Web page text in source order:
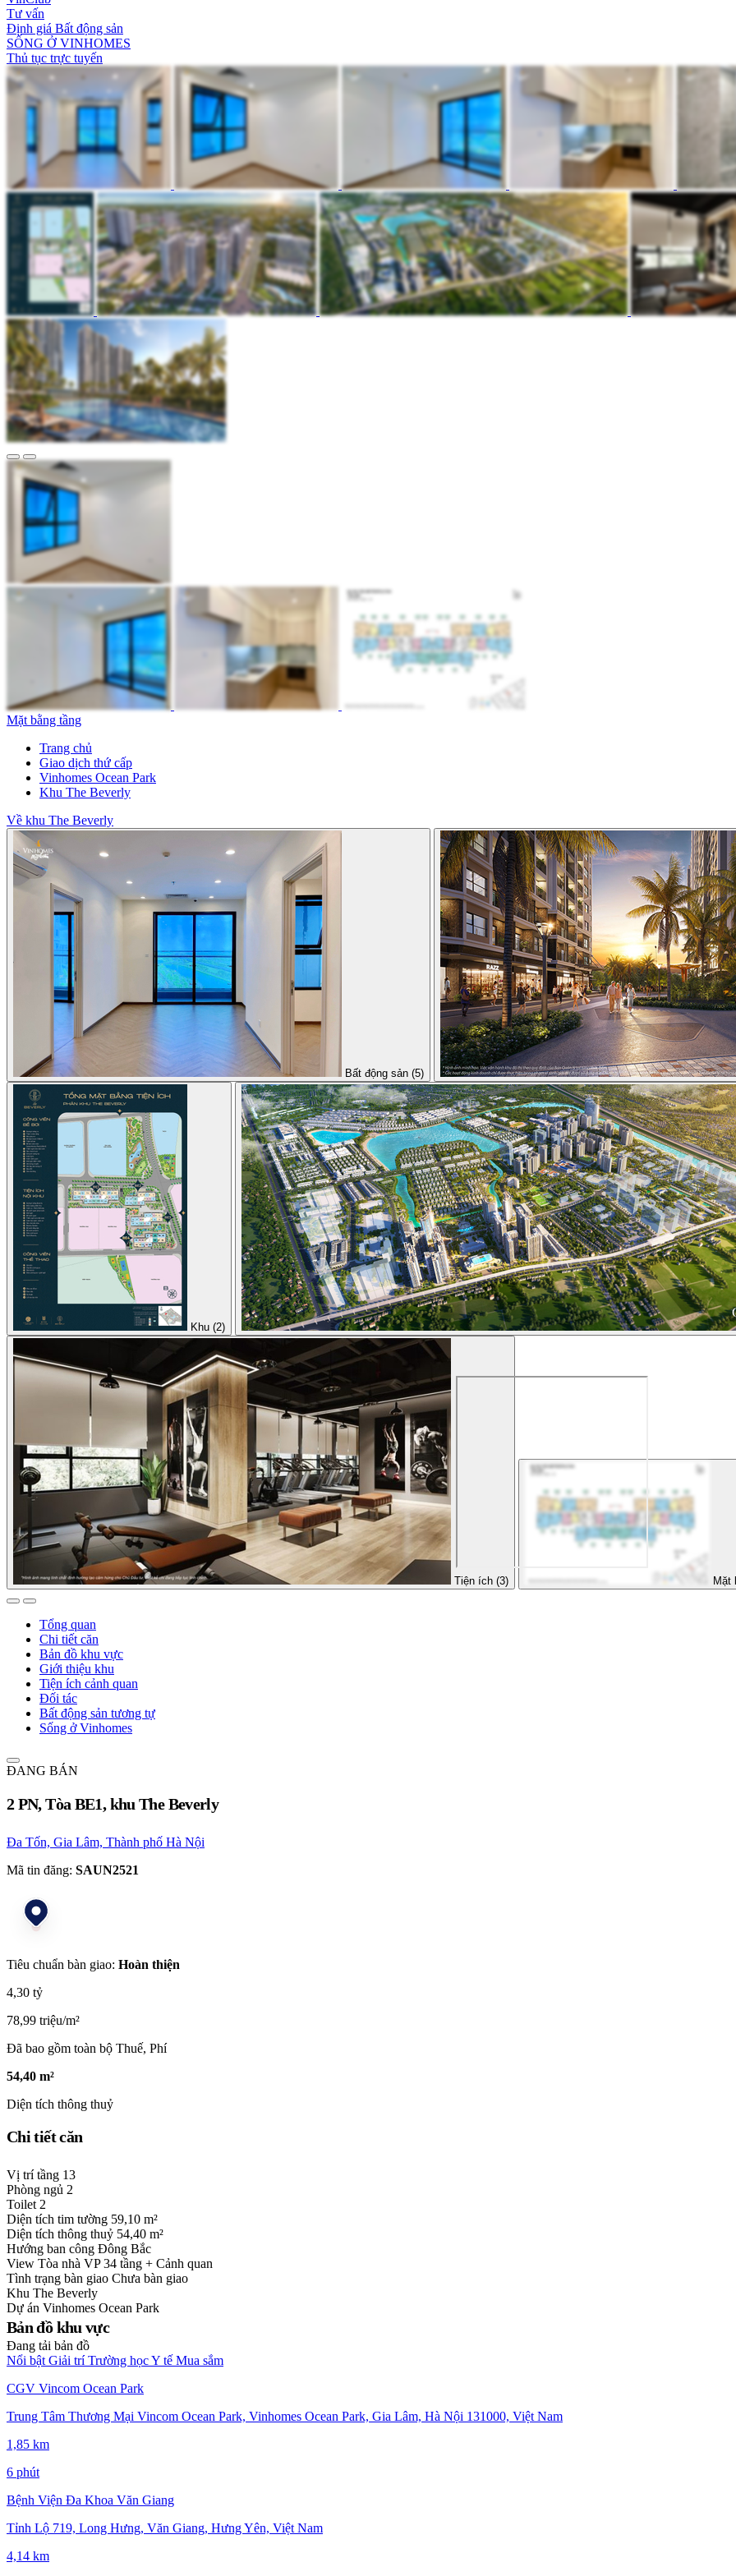
Tư vấn
Định giá Bất động sản
SỐNG Ở VINHOMES
Thủ tục trực tuyến
Mặt bằng tầng
Trang chủ
Giao dịch thứ cấp
Vinhomes Ocean Park
Khu The Beverly
Về khu The Beverly
Bất động sản (5)
Khu (2)
Tiện ích (3) Mặt
Tổng quan
Chi tiết căn
Bản đồ khu vực
Giới thiệu khu
Tiện ích cảnh quan
Đối tác
Bất động sản tương tự
Sống ở Vinhomes
ĐANG BÁN
2 PN, Tòa BE1, khu The Beverly
Đa Tốn, Gia Lâm, Thành phố Hà Nội
Mã tin đăng: SAUN2521
Tiêu chuẩn bàn giao: Hoàn thiện
4,30 tỷ
78,99 triệu/m²
Đã bao gồm toàn bộ Thuế, Phí
54,40 m²
Diện tích thông thuỷ
Chi tiết căn
Vị trí tầng 13
Phòng ngủ 2
Toilet 2
Diện tích tim tường 59,10 m²
Diện tích thông thuỷ 54,40 m²
Hướng ban công Đông Bắc
View Tòa nhà VP 34 tầng + Cảnh quan
Tình trạng bàn giao Chưa bàn giao
Khu The Beverly
Dự án Vinhomes Ocean Park
Bản đồ khu vực
Đang tải bản đồ
Nổi bật Giải trí Trường họcY tế Mua sắm
CGV Vincom Ocean Park
Trung Tâm Thương Mại Vincom Ocean Park, Vinhomes Ocean Park, Gia Lâm, Hà Nội 131000, Việt Nam
1,85 km
6 phút
Bệnh Viện Đa Khoa Văn Giang
Tỉnh Lộ 719, Long Hưng, Văn Giang, Hưng Yên, Việt Nam
4,14 km